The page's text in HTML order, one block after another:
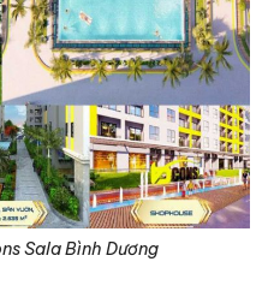
Sala Bình Dương